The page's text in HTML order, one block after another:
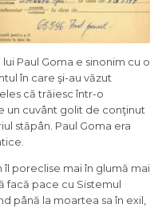
Paul Goma e sinonim cu o
în care şi-au văzut
că trăiesc într-o
un cuvânt golit de conţinut
stăpân. Paul Goma era
îl poreclise mai în glumă mai
facă pace cu Sistemul
până la moartea sa în exil,